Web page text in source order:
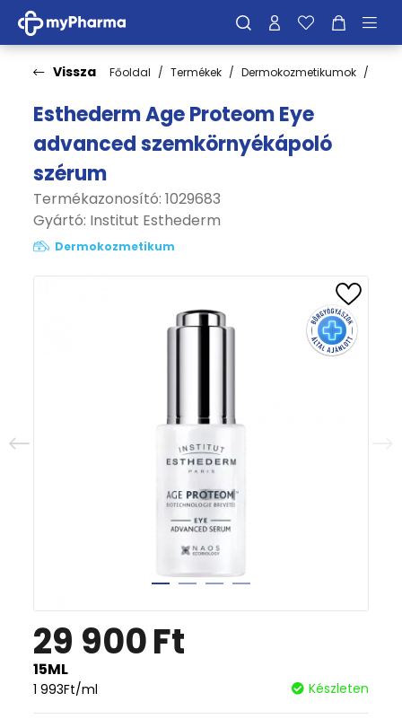
Vissza Főoldal Termékek Dermokozmetikumok
Esthederm Age Proteom Eye
advanced szemkörnyékápoló
szérum
Termékazonosító: 1029683
Gyártó: Institut Esthederm
Dermokozmetikum
29 900Ft
15ML
1 993Ft/ml Készleten